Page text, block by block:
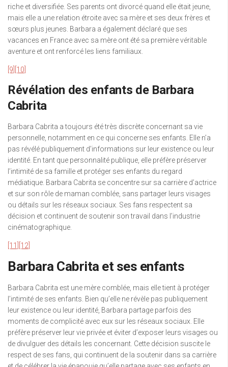
riche et diversifiée. Ses parents ont divorcé quand elle était jeune,
mais elle a une relation étroite avec sa mère et ses deux frères et
sœurs plus jeunes. Barbara a également déclaré que ses
vacances en France avec sa mère ont été sa première véritable
aventure et ont renforcé les liens familiaux.
[9] [10]
Révélation des enfants de Barbara
Cabrita
Barbara Cabrita a toujours été très discrète concernant sa vie
personnelle, notamment en ce qui concerne ses enfants. Elle n’a
pas révélé publiquement d’informations sur leur existence ou leur
identité. En tant que personnalité publique, elle préfère préserver
l’intimité de sa famille et protéger ses enfants du regard
médiatique. Barbara Cabrita se concentre sur sa carrière d’actrice
et sur son rôle de maman comblée, sans partager leurs visages
ou détails sur les réseaux sociaux. Ses fans respectent sa
décision et continuent de soutenir son travail dans l’industrie
cinématographique.
[11] [12]
Barbara Cabrita et ses enfants
Barbara Cabrita est une mère comblée, mais elle tient à protéger
l’intimité de ses enfants. Bien qu’elle ne révèle pas publiquement
leur existence ou leur identité, Barbara partage parfois des
moments de complicité avec eux sur les réseaux sociaux. Elle
préfère préserver leur vie privée et éviter d’exposer leurs visages ou
de divulguer des détails les concernant. Cette décision suscite le
respect de ses fans, qui continuent de la soutenir dans sa carrière